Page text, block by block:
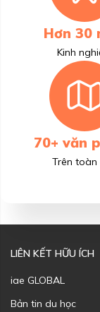
Hơn 30
Kinh
70+ văn
Trên toàn
LIÊN KẾT HỮU ÍCH
iae GLOBAL
Bản tin du học